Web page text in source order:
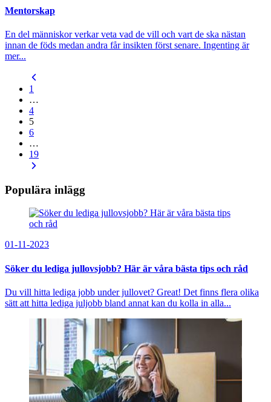
Mentorskap
En del människor verkar veta vad de vill och vart de ska nästan
innan de föds medan andra får insikten först senare. Ingenting är
mer...
1
…
4
5
6
…
19
Populära inlägg
01-11-2023
Söker du lediga jullovsjobb? Här är våra bästa tips och råd
Du vill hitta lediga jobb under jullovet? Great! Det finns flera olika
sätt att hitta lediga juljobb bland annat kan du kolla in alla...